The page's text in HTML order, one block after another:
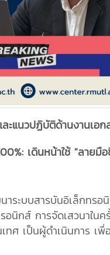
ะแนวปฏิบัติด้านงานเอก
เดินหน้าใช้ "ลายมื
าระบบสารบันอิเล็กทรอ
นิกส์ การจัดเสวนาในค
ทศ เป็นผู้ดำเนินการ เพื่